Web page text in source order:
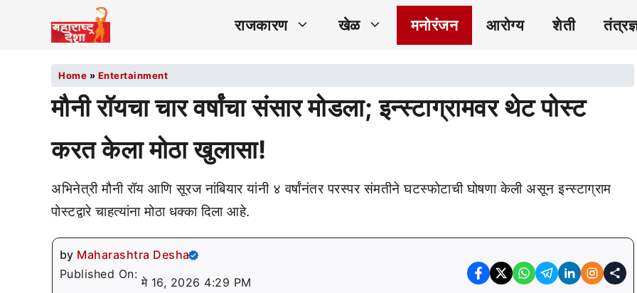
राजकारण खेळ मनोरंजन आरोग्य शेती
Home » Entertainment
मौनी रॉयचा चार वर्षांचा संसार मोडला; इन्स्टाग्रामवर थेट पोस्ट
करत केला मोठा खुलासा!
अभिनेत्री मौनी रॉय आणि सूरज नांबियार यांनी ४ वर्षांनंतर परस्पर संमतीने घटस्फोटाची घोषणा केली असून इन्स्टाग्राम
पोस्टद्वारे चाहत्यांना मोठा धक्का दिला आहे.
by Maharashtra Desha
Published On:
मे 16, 2026 4:29 PM